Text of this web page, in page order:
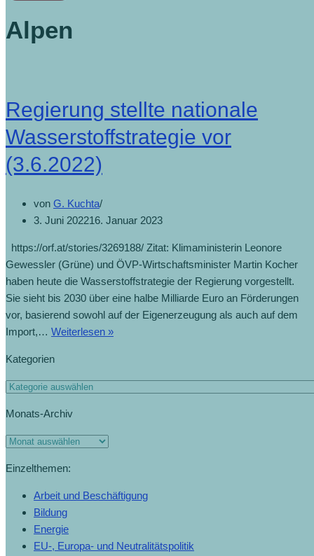
Alpen
Regierung stellte nationale
Wasserstoffstrategie vor
(3.6.2022)
von G. Kuchta
3. Juni 202216. Januar 2023
https://orf.at/stories/3269188/ Zitat: Klimaministerin Leonore
Gewessler (Grüne) und ÖVP-Wirtschaftsminister Martin Kocher
haben heute die Wasserstoffstrategie der Regierung vorgestellt.
Sie sieht bis 2030 über eine halbe Milliarde Euro an Förderungen
vor, basierend sowohl auf der Eigenerzeugung als auch auf dem
Import,… Weiterlesen »
Kategorien
Monats-Archiv
Einzelthemen:
Arbeit und Beschäftigung
Bildung
Energie
EU-, Europa- und Neutralitätspolitik